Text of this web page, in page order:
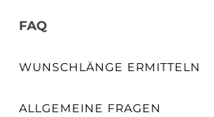
FAQ
WUNSCHLÄNGE ERMITTELN
ALLGEMEINE FRAGEN